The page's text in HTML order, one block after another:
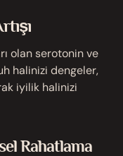
olan serotonin ve
halinizi dengeler,
iyilik halinizi
Rahatlama